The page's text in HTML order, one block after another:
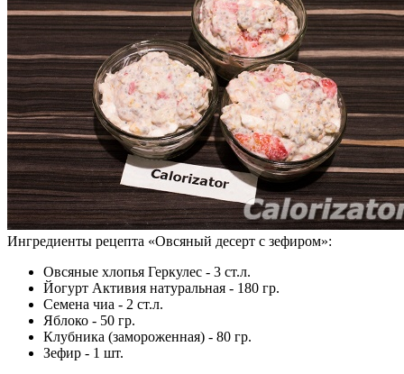
Ингредиенты рецепта «Овсяный десерт с зефиром»:
Овсяные хлопья Геркулес - 3 ст.л.
Йогурт Активия натуральная - 180 гр.
Семена чиа - 2 ст.л.
Яблоко - 50 гр.
Клубника (замороженная) - 80 гр.
Зефир - 1 шт.